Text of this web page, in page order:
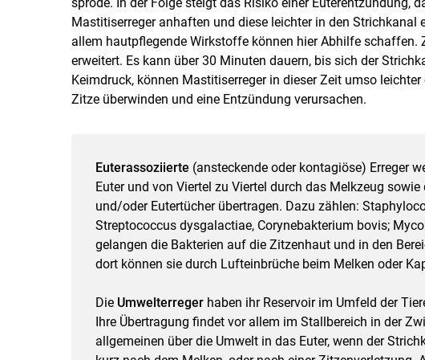
Mastitiserreger anhaften und diese leichter in den Strichkanal
allem hautpflegende Wirkstoffe können hier Abhilfe schaffen.
erweitert. Es kann über 30 Minuten dauern, bis sich der
Keimdruck, können Mastitiserreger in dieser Zeit umso
Zitze überwinden und eine Entzündung verursachen.
Euterassoziierte (ansteckende oder kontagiöse) Erreger
Euter und von Viertel zu Viertel durch das Melkzeug
und/oder Eutertücher übertragen. Dazu zählen:
Streptococcus dysgalactiae, Corynebakterium bovis;
gelangen die Bakterien auf die Zitzenhaut und in den
dort können sie durch Lufteinbrüche beim Melken oder
Die Umwelterreger haben ihr Reservoir im Umfeld der
Ihre Übertragung findet vor allem im Stallbereich in der
allgemeinen über die Umwelt in das Euter, wenn der